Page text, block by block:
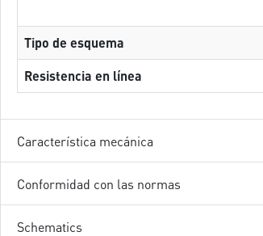
Tipo de esquema
Resistencia en línea
Característica mecánica
Conformidad con las normas
Schematics